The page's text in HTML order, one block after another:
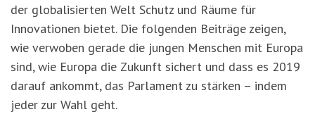
der globalisierten Welt Schutz und Räume für
Innovationen bietet. Die folgenden Beiträge zeigen,
wie verwoben gerade die jungen Menschen mit Europa
sind, wie Europa die Zukunft sichert und dass es 2019
darauf ankommt, das Parlament zu stärken – indem
jeder zur Wahl geht.